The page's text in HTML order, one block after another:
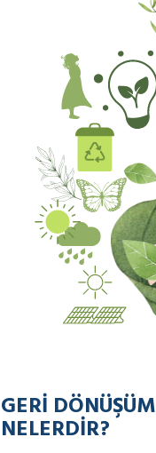
GERI
NELERDIR?